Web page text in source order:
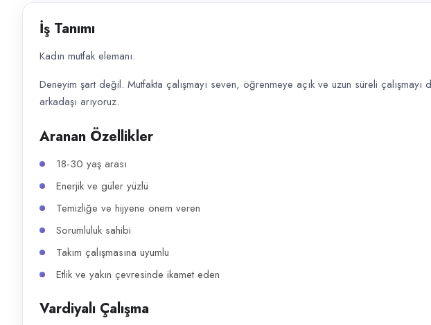
Başvuru kanalları
WhatsApp, Telefon
İlan açıklaması
Kadın mutfak elemanı. Deneyim şart değil. Mutfakta çalışmayı seven, öğrenmeye açık ve
İş Tanımı
Kadın mutfak elemanı.
Deneyim şart değil. Mutfakta çalışmayı seven, öğrenmeye açık ve uzun süreli çalışmayı
arkadaşı arıyoruz.
Aranan Özellikler
18-30 yaş arası
Enerjik ve güler yüzlü
Temizliğe ve hijyene önem veren
Sorumluluk sahibi
Takım çalışmasına uyumlu
Etlik ve yakın çevresinde ikamet eden
Vardiyalı Çalışma